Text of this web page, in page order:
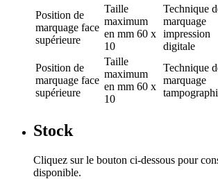
Position de
marquage face
supérieure
Taille
maximum
en mm 60 x
10
Technique
marquage
impression
digitale
Position de
marquage face
supérieure
Taille
maximum
en mm 60 x
10
Technique
marquage
Stock
Cliquez sur le bouton ci-dessous pour
disponible.